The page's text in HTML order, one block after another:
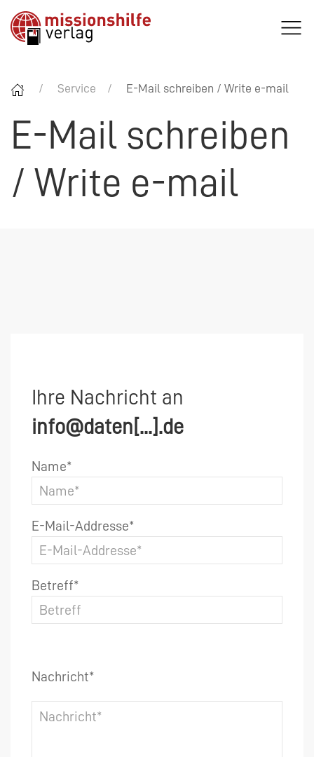
Service E-Mail schreiben / Write e-mail
E-Mail schreiben
/ Write e-mail
Ihre Nachricht an
info@daten[...].de
Name*
E-Mail-Addresse*
Betreff*
Nachricht*